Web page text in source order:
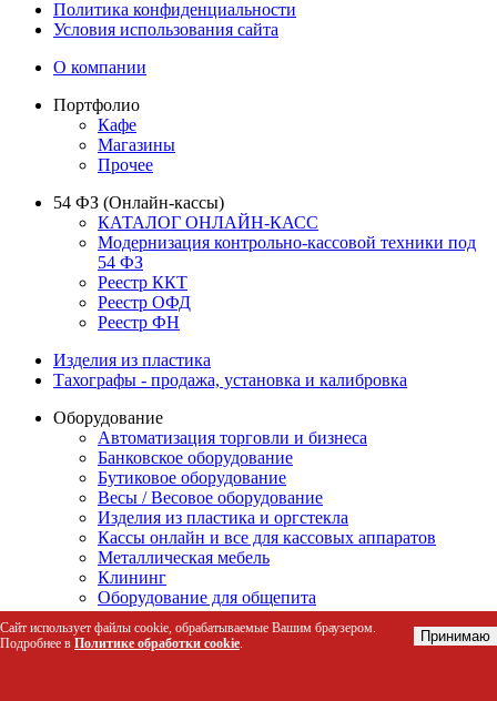
Политика конфиденциальности
Условия использования сайта
О компании
Портфолио
Кафе
Магазины
Прочее
54 ФЗ (Онлайн-кассы)
КАТАЛОГ ОНЛАЙН-КАСС
Модернизация контрольно-кассовой техники под
54 ФЗ
Реестр ККТ
Реестр ОФД
Реестр ФН
Изделия из пластика
Тахографы - продажа, установка и калибровка
Оборудование
Автоматизация торговли и бизнеса
Банковское оборудование
Бутиковое оборудование
Весы / Весовое оборудование
Изделия из пластика и оргстекла
Кассы онлайн и все для кассовых аппаратов
Металлическая мебель
Клининг
Оборудование для общепита
Посудомоечные машины
Пластиковая тара
Производственное и упаковочное оборудование
Сайт использует файлы cookie, обрабатываемые Вашим браузером.
Подробнее в Политике обработки cookie. Принимаю